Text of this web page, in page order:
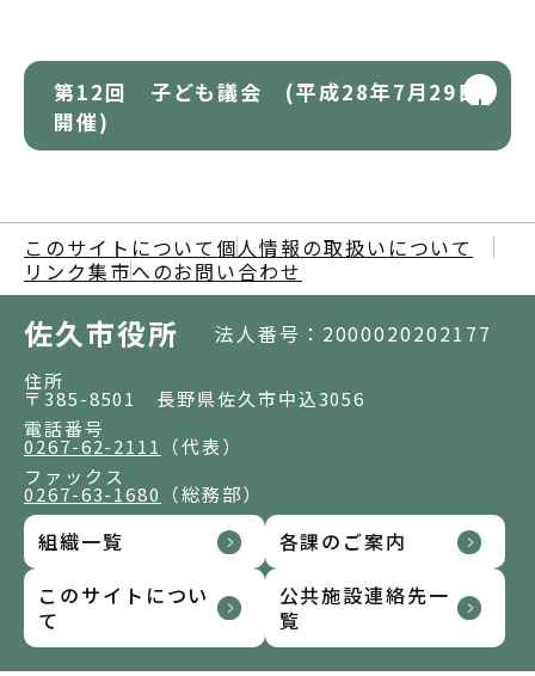
第12回 子ども議会 (平成28年7月29日
開催)
このサイトについて 個人情報の取扱いについて
リンク集市へのお問い合わせ
佐久市役所 法人番号：2000020202177
住所
〒385-8501 長野県佐久市中込3056
電話番号
0267-62-2111
（代表）
ファックス
0267-63-1680 （総務部）
組織一覧
各課のご案内
このサイトについ
て
公共施設連絡先一
覧